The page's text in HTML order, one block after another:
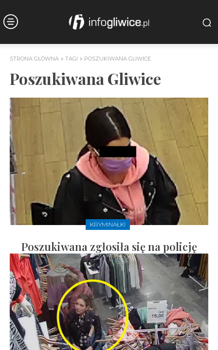
STRONA GŁÓWNA TAGI POSZUKIWANA GLIWICE
Poszukiwana Gliwice
KRYMINAŁKI
Poszukiwana zgłosiła się na policję